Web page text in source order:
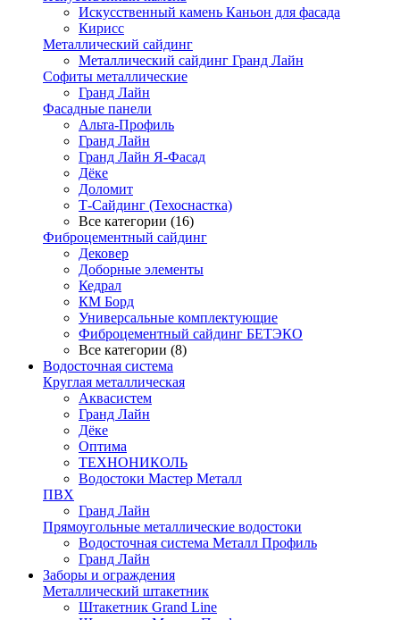
Искусственный камень Каньон для фасада
Кирисс
Металлический сайдинг
Металлический сайдинг Гранд Лайн
Софиты металлические
Гранд Лайн
Фасадные панели
Альта-Профиль
Гранд Лайн
Гранд Лайн Я-Фасад
Дёке
Доломит
Т-Сайдинг (Техоснастка)
Все категории (16)
Фиброцементный сайдинг
Дековер
Доборные элементы
Кедрал
КМ Борд
Универсальные комплектующие
Фиброцементный сайдинг БЕТЭКО
Все категории (8)
Водосточная система
Круглая металлическая
Аквасистем
Гранд Лайн
Дёке
Оптима
ТЕХНОНИКОЛЬ
Водостоки Мастер Металл
ПВХ
Гранд Лайн
Прямоугольные металлические водостоки
Водосточная система Металл Профиль
Гранд Лайн
Заборы и ограждения
Металлический штакетник
Штакетник Grand Line